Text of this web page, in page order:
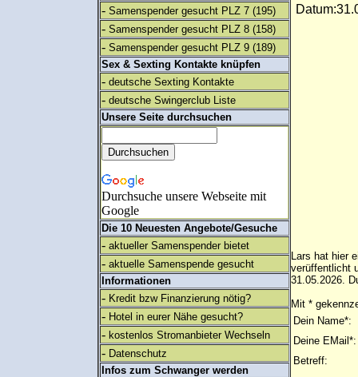
- Samenspender gesucht PLZ 7 (195)
- Samenspender gesucht PLZ 8 (158)
- Samenspender gesucht PLZ 9 (189)
Sex & Sexting Kontakte knüpfen
- deutsche Sexting Kontakte
- deutsche Swingerclub Liste
Unsere Seite durchsuchen
Durchsuche unsere Webseite mit
Google
Die 10 Neuesten Angebote/Gesuche
- aktueller Samenspender bietet
- aktuelle Samenspende gesucht
Informationen
- Kredit bzw Finanzierung nötig?
- Hotel in eurer Nähe gesucht?
- kostenlos Stromanbieter Wechseln
- Datenschutz
Infos zum Schwanger werden
Lars hat hier
verüffentlicht
31.05.2026.
Mit *
Dein Name*:
Deine EMail*:
Betreff: